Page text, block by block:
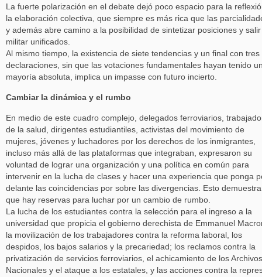
La fuerte polarización en el debate dejó poco espacio para la
la elaboración colectiva, que siempre es más rica que las
y además abre camino a la posibilidad de sintetizar posiciones y
militar unificados.
Al mismo tiempo, la existencia de siete tendencias y un final con tres
declaraciones, sin que las votaciones fundamentales hayan tenido
mayoría absoluta, implica un impasse con futuro incierto.
Cambiar la dinámica y el rumbo
En medio de este cuadro complejo, delegados ferroviarios,
de la salud, dirigentes estudiantiles, activistas del movimiento de
mujeres, jóvenes y luchadores por los derechos de los inmigrantes,
incluso más allá de las plataformas que integraban, expresaron su
voluntad de lograr una organización y una política en común para
intervenir en la lucha de clases y hacer una experiencia que ponga
delante las coincidencias por sobre las divergencias. Esto demuestra
que hay reservas para luchar por un cambio de rumbo.
La lucha de los estudiantes contra la selección para el ingreso a la
universidad que propicia el gobierno derechista de Emmanuel
la movilización de los trabajadores contra la reforma laboral, los
despidos, los bajos salarios y la precariedad; los reclamos contra la
privatización de servicios ferroviarios, el achicamiento de los Archivos
Nacionales y el ataque a los estatales, y las acciones contra la